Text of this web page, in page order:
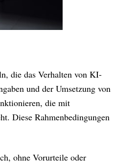
die das Verhalten von KI-
und der Umsetzung von
die mit
Diese Rahmenbedingungen
ohne Vorurteile oder